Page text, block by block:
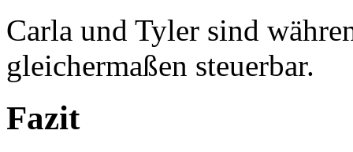
Carla und Tyler sind
gleichermaßen steuerbar.
Fazit